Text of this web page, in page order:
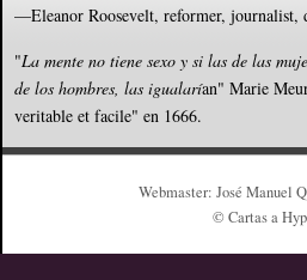
.—Eleanor Roosevelt, reformer, journalist,
"La mente no tiene sexo y si las de las
de los hombres, las igualarían" Marie
veritable et facile" en 1666.
Webmaster: José Manuel
© Cartas a